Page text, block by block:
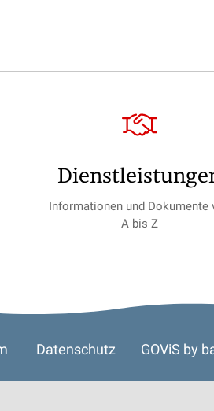
Informationen und Dokumente
A bis Z
Datenschutz GOViS by